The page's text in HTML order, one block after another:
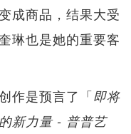
成商品，结果大受
琳也是她的重要客
作是预言了「即将
新力量 - 普普艺